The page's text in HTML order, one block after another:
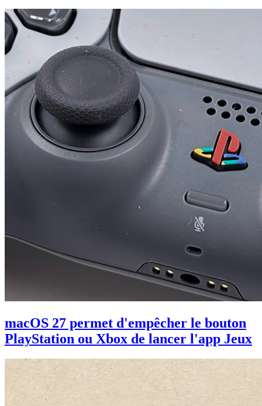
macOS 27 permet d'empêcher le bouton
PlayStation ou Xbox de lancer l'app Jeux